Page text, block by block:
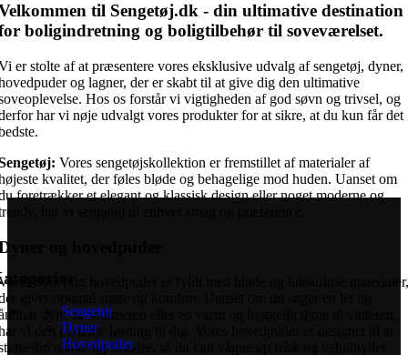
til Sengetøj.dk - din ultimative destination
boligindretning og boligtilbehør til soveværelset.
er stolte af at præsentere vores eksklusive udvalg af sengetøj, dyner,
og lagner, der er skabt til at give dig den ultimative
Hos os forstår vi vigtigheden af god søvn og trivsel, og
har vi nøje udvalgt vores produkter for at sikre, at du kun får det
Vores sengetøjskollektion er fremstillet af materialer af
kvalitet, der føles bløde og behagelige mod huden. Uanset om
foretrækker et elegant og klassisk design eller noget moderne og
har vi sengetøj til enhver smag og præference.
og hovedpuder
dyner og hovedpuder er fyldt med bløde og luksuriøse materialer,
giver optimal støtte og komfort. Uanset om du søger en let og
dyne til sommeren eller en varm og hyggelig dyne til vinteren,
vi den perfekte løsning til dig. Vores hovedpuder er designet til at
din nakke og skuldre, så du kan vågne op frisk og veludhvilet
Sengetøj
Dyner
Hovedpuder